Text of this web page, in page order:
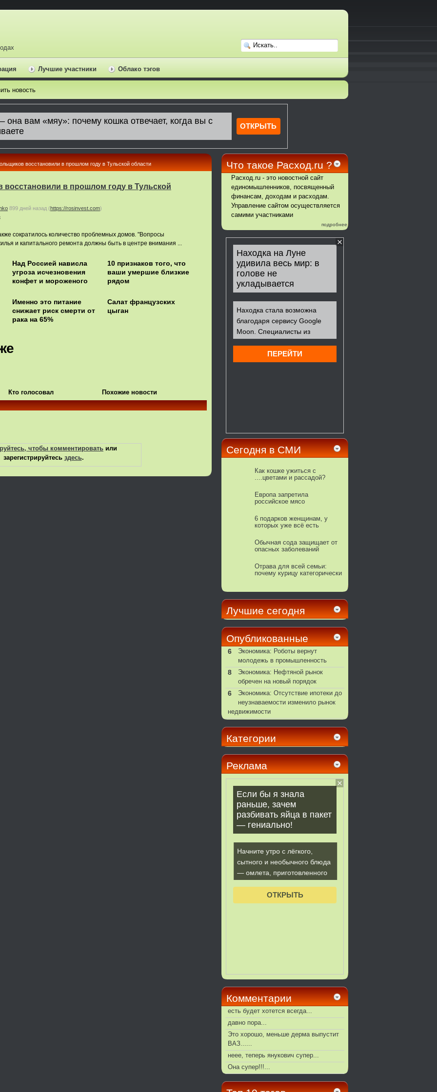
Лучшие участники Облако тэгов
новость
восстановили в прошлом году в Тульской области
восстановили в прошлом году в Тульской
899 дней назад (https://rosinvest.com)
сократилось количество проблемных домов. "Вопросы
и капитального ремонта должны быть в центре внимания ...
Над Россией нависла
угроза исчезновения
конфет и мороженого
10 признаков того, что
ваши умершие близкие
рядом
Именно это питание
снижает риск смерти от
рака на 65%
Салат французских
цыган
Кто голосовал Похожие новости
чтобы комментировать или
зарегистрируйтесь здесь.
Что такое Расход.ru ?
Расход.ru - это новостной сайт
единомышленников, посвященный
финансам, доходам и расходам.
Управление сайтом осуществляется
самими участниками
подробнее
Сегодня в СМИ
Как кошке ужиться с
....цветами и рассадой?
Европа запретила
российское мясо
6 подарков женщинам, у
которых уже всё есть
Обычная сода защищает от
опасных заболеваний
Отрава для всей семьи:
почему курицу категорически
Лучшие сегодня
Опубликованные
6
Экономика: Роботы вернут
молодежь в промышленность
8
Экономика: Нефтяной рынок
обречен на новый порядок
6
Экономика: Отсутствие ипотеки до
неузнаваемости изменило рынок
недвижимости
Категории
Реклама
Комментарии
есть будет хотется всегда...
давно пора...
Это хорошо, меньше дерма выпустит
ВАЗ......
неее, теперь янукович супер...
Она супер!!!...